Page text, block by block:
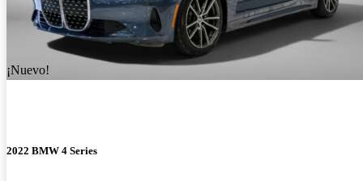
¡Nuevo!
2022 BMW 4 Series